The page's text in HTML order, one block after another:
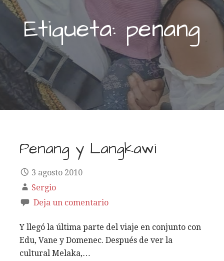
Etiqueta: penang
Penang y Langkawi
3 agosto 2010
Sergio
Deja un comentario
Y llegó la última parte del viaje en conjunto con
Edu, Vane y Domenec. Después de ver la
cultural Melaka,…